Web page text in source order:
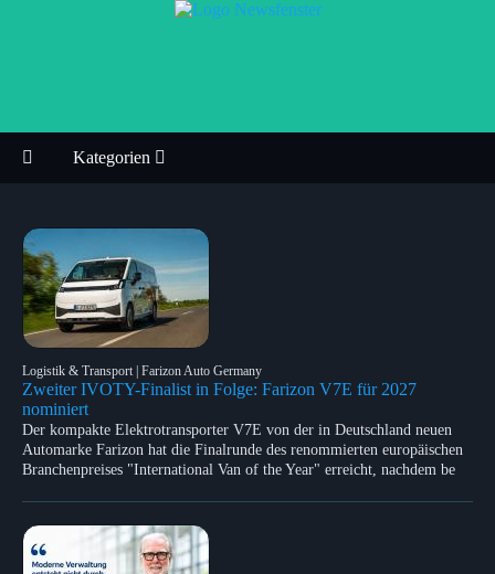
Kategorien
Logistik & Transport | Farizon Auto Germany
Zweiter IVOTY-Finalist in Folge: Farizon V7E für 2027
nominiert
Der kompakte Elektrotransporter V7E von der in Deutschland neuen
Automarke Farizon hat die Finalrunde des renommierten europäischen
Branchenpreises "International Van of the Year" erreicht, nachdem be